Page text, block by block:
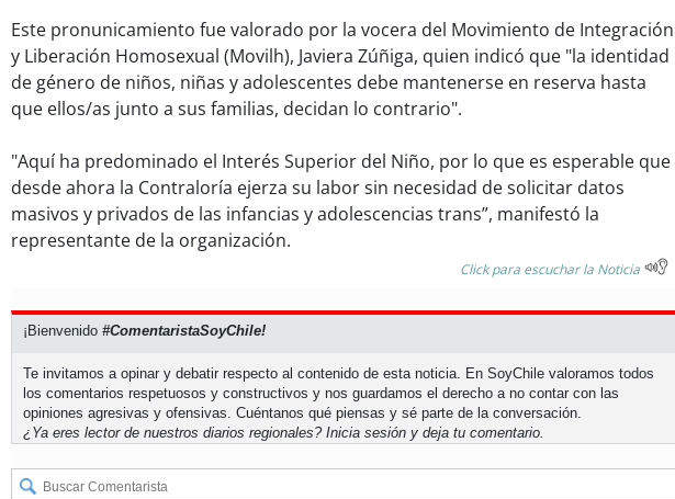
Este pronunicamiento fue valorado por la vocera del Movimiento de Integración
y Liberación Homosexual (Movilh), Javiera Zúñiga, quien indicó que "la identidad
de género de niños, niñas y adolescentes debe mantenerse en reserva hasta
que ellos/as junto a sus familias, decidan lo contrario".
"Aquí ha predominado el Interés Superior del Niño, por lo que es esperable que
desde ahora la Contraloría ejerza su labor sin necesidad de solicitar datos
masivos y privados de las infancias y adolescencias trans”, manifestó la
representante de la organización.
Click para escuchar la Noticia
¡Bienvenido #ComentaristaSoyChile!
Te invitamos a opinar y debatir respecto al contenido de esta noticia. En SoyChile valoramos todos
los comentarios respetuosos y constructivos y nos guardamos el derecho a no contar con las
opiniones agresivas y ofensivas. Cuéntanos qué piensas y sé parte de la conversación.
¿Ya eres lector de nuestros diarios regionales? Inicia sesión y deja tu comentario.